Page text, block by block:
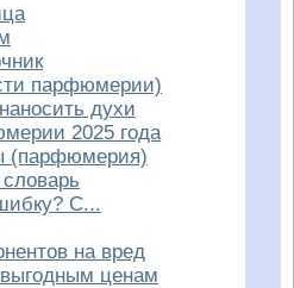
парфюмерии)
духи
2025 года
(парфюмерия)
С...
на вред
ценам